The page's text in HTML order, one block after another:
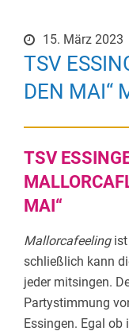
15. März 2023
TSV
DEN MAI“
TSV
MAI“
Mallorcafeelingist
schließlich kann
jeder mitsingen.
Partystimmung
Essingen. Egal